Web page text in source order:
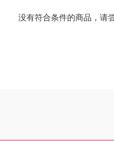
没有符合条件的商品，请